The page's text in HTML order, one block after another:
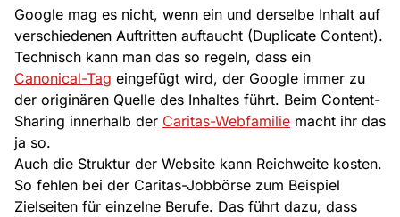
Google mag es nicht, wenn ein und derselbe Inhalt auf
verschiedenen Auftritten auftaucht (Duplicate Content).
Technisch kann man das so regeln, dass ein
Canonical-Tag eingefügt wird, der Google immer zu
der originären Quelle des Inhaltes führt. Beim Content-
Sharing innerhalb der Caritas-Webfamilie macht ihr das
ja so.
Auch die Struktur der Website kann Reichweite kosten.
So fehlen bei der Caritas-Jobbörse zum Beispiel
Zielseiten für einzelne Berufe. Das führt dazu, dass